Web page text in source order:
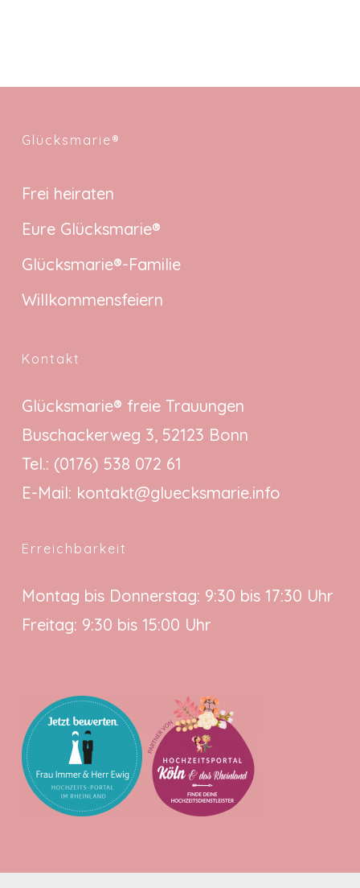
Glücksmarie®
Frei heiraten
Eure Glücksmarie®
Glücksmarie®-Familie
Willkommensfeiern
Kontakt
Glücksmarie® freie Trauungen
Buschackerweg 3, 52123 Bonn
Tel.: (0176) 538 072 61
E-Mail: kontakt@gluecksmarie.info
Erreichbarkeit
Montag bis Donnerstag: 9:30 bis 17:30 Uhr
Freitag: 9:30 bis 15:00 Uhr